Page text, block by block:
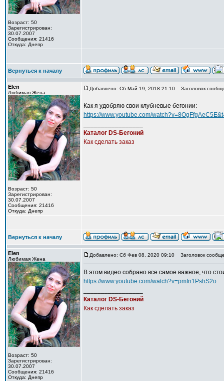
Возраст: 50
Зарегистрирован:
30.07.2007
Сообщения: 21416
Откуда: Днепр
Вернуться к началу
Elen
Любимая Жена
Возраст: 50
Зарегистрирован:
30.07.2007
Сообщения: 21416
Откуда: Днепр
Добавлено: Сб Май 19, 2018 21:10 Заголовок
Как я удобряю свои клубневые бегонии:
https://www.youtube.com/
Каталог DS-Бегоний
Как сделать заказ
Вернуться к началу
Elen
Любимая Жена
Возраст: 50
Зарегистрирован:
30.07.2007
Сообщения: 21416
Откуда: Днепр
Добавлено: Сб Фев 08, 2020 09:10 Заголовок
В этом видео собрано все самое важное, что
https://www.youtube.com/watch?v=pmfn1PshS2o
Каталог DS-Бегоний
Как сделать заказ